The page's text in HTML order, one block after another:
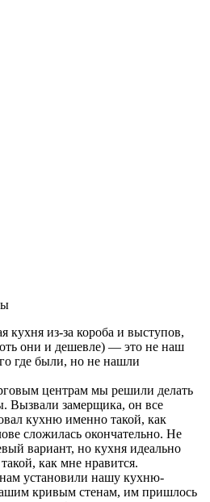
кухня из-за короба и выступов,
они и дешевле) — это не наш
где были, но не нашли
центрам мы решили делать
Вызвали замерщика, он все
кухню именно такой, как
сложилась окончательно. Не
вариант, но кухня идеально
как мне нравится.
установили нашу кухню-
кривым стенам, им пришлось